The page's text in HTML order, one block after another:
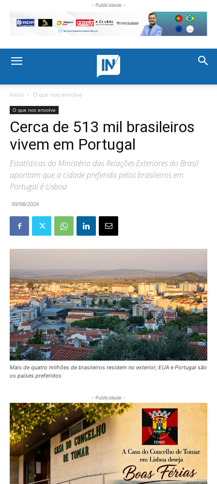
- Publicidade -
Início O que nos envolve
O que nos envolve
Cerca de 513 mil brasileiros
vivem em Portugal
Estatísticas do Ministério das Relações Exteriores do Brasil
apontam que a cidade preferida pelos brasileiros em
Portugal é Lisboa
09/08/2024
Mais de quatro milhões de brasileiros residem no exterior; EUA e Portugal são
os países preferidos
- Publicidade -